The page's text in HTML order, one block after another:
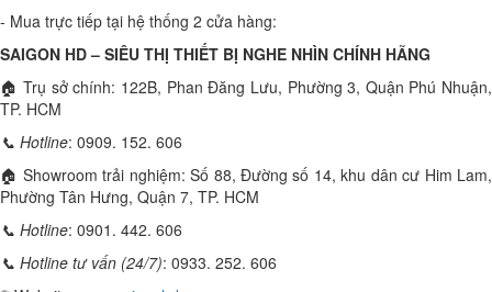
- Mua trực tiếp tại hệ thống 2 cửa hàng:
SAIGON HD – SIÊU THỊ THIẾT BỊ NGHE NHÌN CHÍNH HÃNG
🏠 Trụ sở chính: 122B, Phan Đăng Lưu, Phường 3, Quận Phú Nhuận,
TP. HCM
📞 Hotline: 0909. 152. 606
🏠 Showroom trải nghiệm: Số 88, Đường số 14, khu dân cư Him Lam,
Phường Tân Hưng, Quận 7, TP. HCM
📞 Hotline: 0901. 442. 606
📞 Hotline tư vấn (24/7): 0933. 252. 606